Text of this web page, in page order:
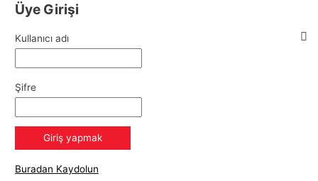
Üye Girişi
Kullanıcı adı
Şifre
Buradan Kaydolun